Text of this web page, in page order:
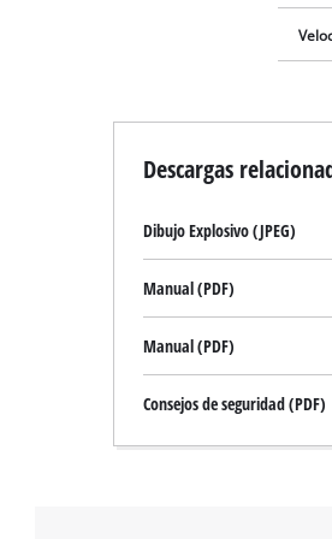
Descargas
Dibujo Explosivo (JPEG)
Manual (PDF)
Manual (PDF)
Consejos de seguridad (PDF)